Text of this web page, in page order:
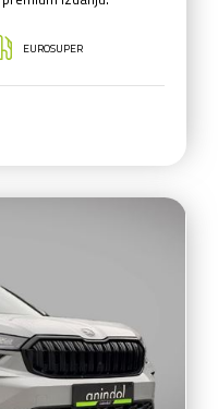
EUROSUPER